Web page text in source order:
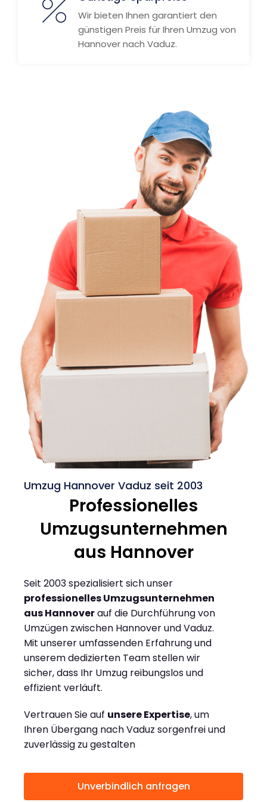
Wir bieten Ihnen garantiert den
günstigen Preis für Ihren Umzug von
Hannover nach Vaduz.
Umzug Hannover Vaduz seit 2003
Professionelles
Umzugsunternehmen
aus Hannover
Seit 2003 spezialisiert sich unser
professionelles Umzugsunternehmen
aus Hannoverauf die Durchführung von
Umzügen zwischen Hannover und Vaduz.
Mit unserer umfassenden Erfahrung und
unserem dedizierten Team stellen wir
sicher, dass Ihr Umzug reibungslos und
effizient verläuft.
Vertrauen Sie auf unsere Expertise, um
Ihren Übergang nach Vaduz sorgenfrei und
zuverlässig zu gestalten
Unverbindlich anfragen